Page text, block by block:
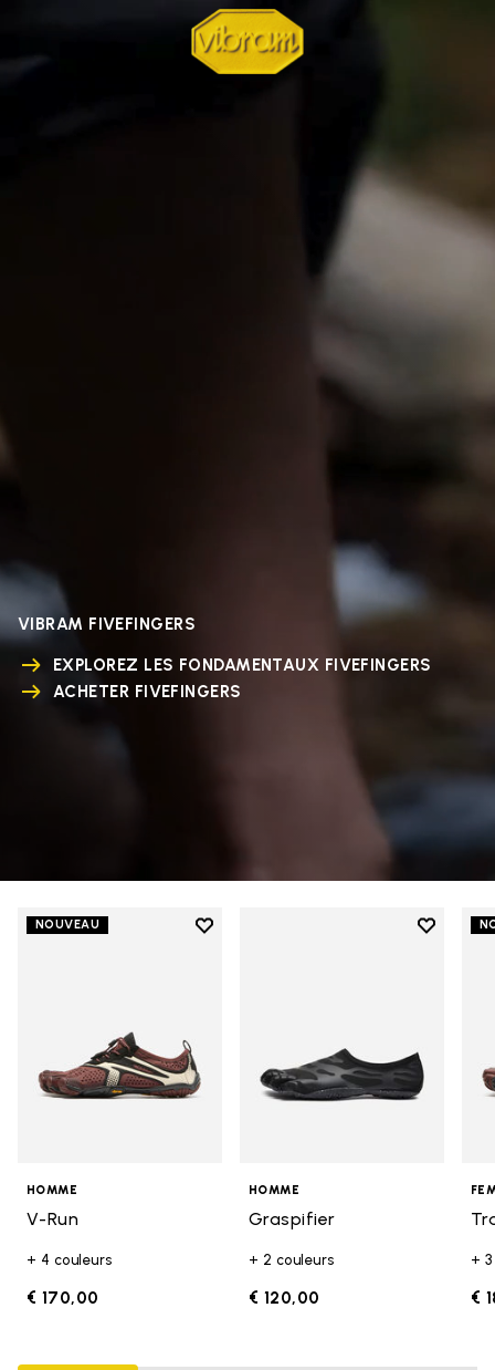
VIBRAM FIVEFINGERS
EXPLOREZ LES FONDAMENTAUX FIVEFINGERS
ACHETER FIVEFINGERS
NOUVEAU
Add to wishlist
HOMME
V-Run
+ 4 couleurs
€ 170,00
Add to
HOMME
Graspifier
+ 2 couleurs
€ 120,00
+
€